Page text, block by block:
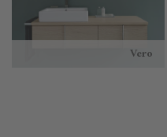
Vero